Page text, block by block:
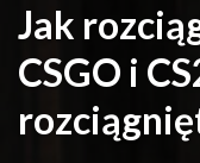
Jak
CSGO i